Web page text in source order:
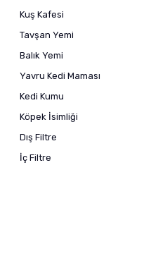
Kuş Kafesi
Tavşan Yemi
Balık Yemi
Yavru Kedi Maması
Kedi Kumu
Köpek İsimliği
Dış Filtre
İç Filtre